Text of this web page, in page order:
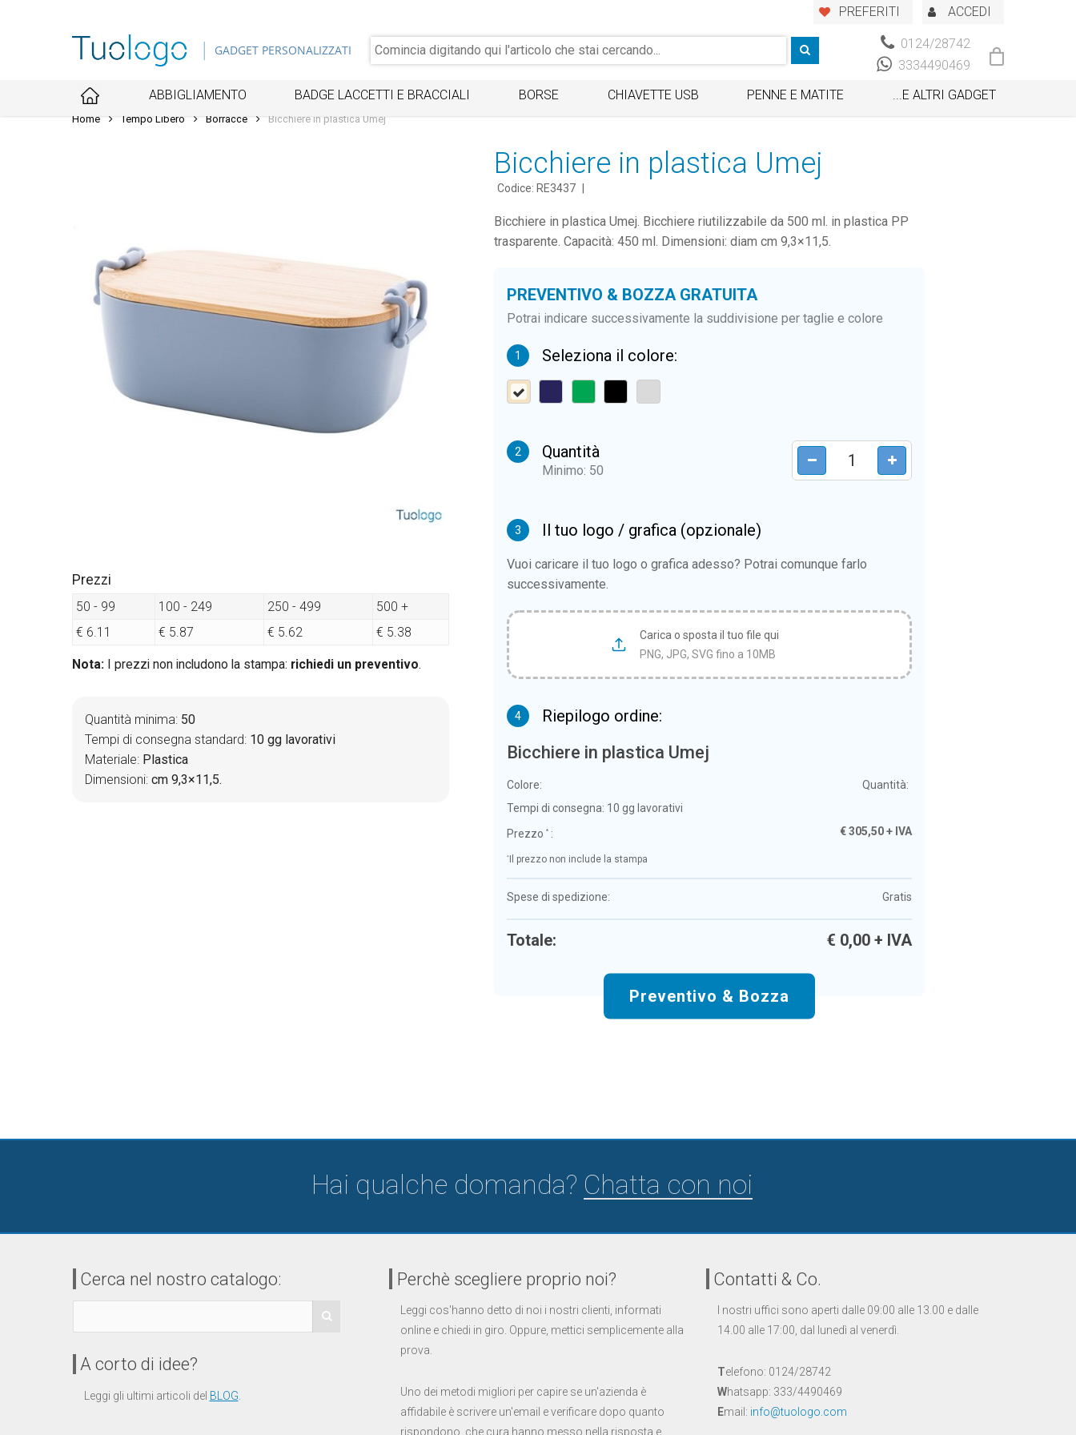
PREFERITI ACCEDI
GADGET PERSONALIZZATI
0124/28742
3334490469
ABBIGLIAMENTO
BADGE LACCETTI E BRACCIALI BORSE CHIAVETTE USB PENNE E MATITE ...E ALTRI GADGET
Home Tempo Libero Borracce Bicchiere in plastica Umej
Prezzi
50 - 99 100 - 249 250 - 499
500 +
€ 6.11
€ 5.87 € 5.62 € 5.38
Nota: I prezzi non includono la stampa: richiedi un preventivo.
Quantità minima: 50
Tempi di consegna standard: 10 gg lavorativi
Materiale: Plastica
Dimensioni: cm 9,3×11,5.
Bicchiere in plastica Umej
Codice: RE3437
Bicchiere in plastica Umej. Bicchiere riutilizzabile da 500 ml. in plastica PP
trasparente. Capacità: 450 ml. Dimensioni: diam cm 9,3×11,5.
PREVENTIVO & BOZZA GRATUITA
Potrai indicare successivamente la suddivisione per taglie e colore
1 Seleziona il colore:
2 Quantità
Minimo: 50
3 Il tuo logo / grafica (opzionale)
Vuoi caricare il tuo logo o grafica adesso? Potrai comunque farlo
successivamente.
Carica o sposta il tuo file qui
PNG, JPG, SVG fino a 10MB
4 Riepilogo ordine:
Bicchiere in plastica Umej
Colore:
Quantità:
Tempi di consegna: 10 gg lavorativi
Prezzo *: €305,50+ IVA
* Il prezzo non include la stampa
Spese di spedizione: Gratis
Totale: € 0,00 + IVA
Preventivo & Bozza
Hai qualche domanda? Chatta con noi
Cerca nel nostro catalogo:
A corto di idee?
Leggi gli ultimi articoli del BLOG
Perchè scegliere proprio noi?
Leggi cos'hanno detto di noi i nostri clienti, informati
online e chiedi in giro. Oppure, mettici semplicemente alla
prova.
Uno dei metodi migliori per capire se un'azienda è
affidabile è scrivere un'email e verificare dopo quanto
rispondono, che cura hanno messo nella risposta e
Contatti & Co.
I nostri uffici sono aperti dalle 09:00 alle 13.00 e dalle
14.00 alle 17:00, dal lunedì al venerdì.
Telefono: 0124/28742
Whatsapp: 333/4490469
Email: info@tuologo.com